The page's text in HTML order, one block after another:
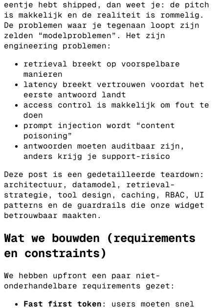
eentje hebt shipped, dan weet je: de pitch
is makkelijk en de realiteit is rommelig.
De problemen waar je tegenaan loopt zijn
zelden “modelproblemen”. Het zijn
engineering problemen:
retrieval breekt op voorspelbare
manieren
latency breekt vertrouwen voordat het
eerste antwoord landt
access control is makkelijk om fout te
doen
prompt injection wordt “content
poisoning”
antwoorden moeten auditbaar zijn,
anders krijg je support-risico
Deze post is een gedetailleerde teardown:
architectuur, datamodel, retrieval-
strategie, tool design, caching, RBAC, UI
patterns en de guardrails die onze widget
betrouwbaar maakten.
Wat we bouwden (requirements
en constraints)
We hebben upfront een paar niet-
onderhandelbare requirements gezet:
Fast first token: users moeten snel